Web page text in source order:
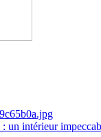
un intérieur